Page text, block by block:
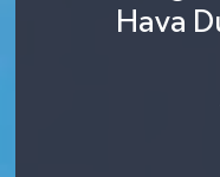
Hava
Süper Lig Puan